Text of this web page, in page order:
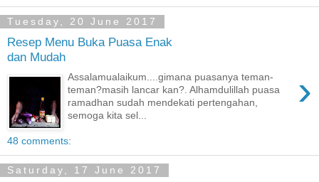
Tuesday, 20 June 2017
Resep Menu Buka Puasa Enak
dan Mudah
›
Assalamualaikum....gimana puasanya teman-
teman?masih lancar kan?. Alhamdulillah puasa
ramadhan sudah mendekati pertengahan,
semoga kita sel...
48 comments:
Saturday, 17 June 2017